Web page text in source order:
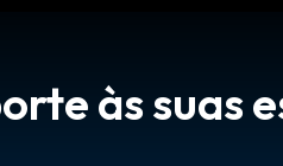
às suas